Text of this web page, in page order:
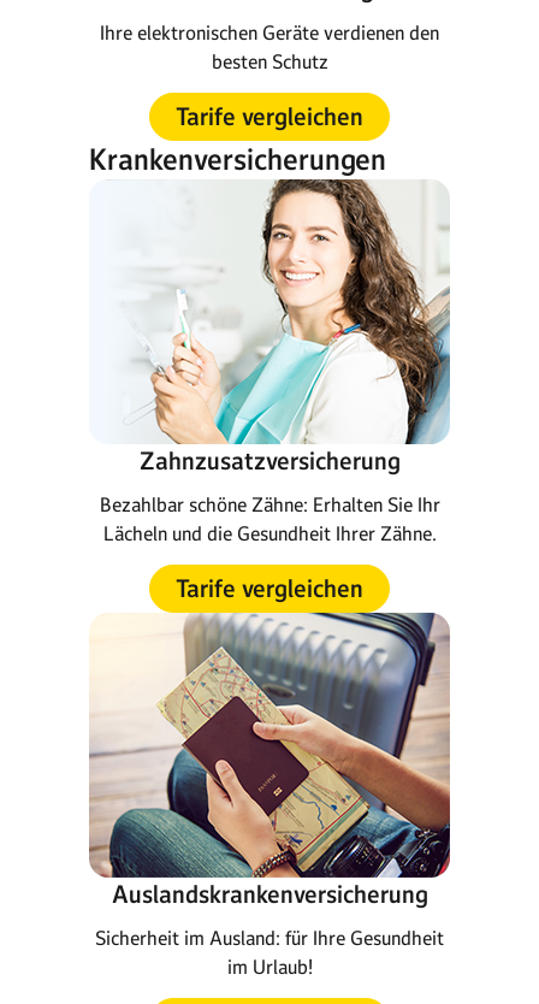
Ihre elektronischen Geräte verdienen den
besten Schutz
Tarife vergleichen
Krankenversicherungen
Zahnzusatzversicherung
Bezahlbar schöne Zähne: Erhalten Sie Ihr
Lächeln und die Gesundheit Ihrer Zähne.
Tarife vergleichen
Auslandskrankenversicherung
Sicherheit im Ausland: für Ihre Gesundheit
im Urlaub!